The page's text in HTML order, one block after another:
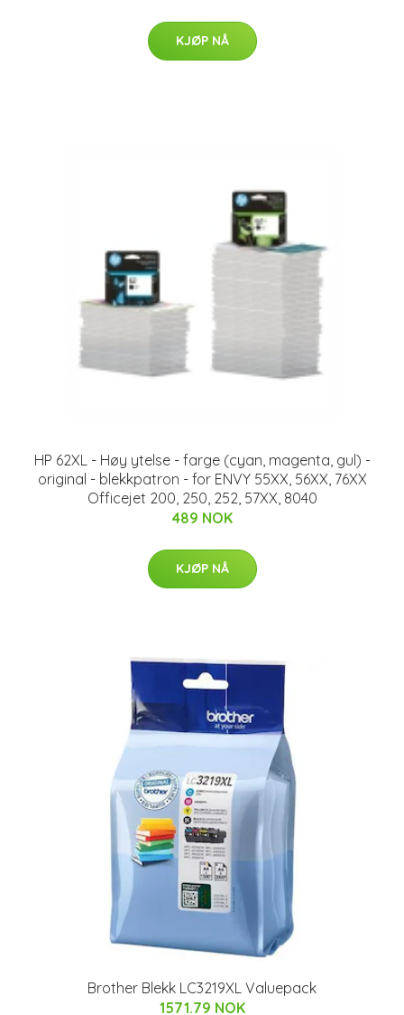
KJØP NÅ
HP 62XL - Høy ytelse - farge (cyan, magenta, gul) -
original - blekkpatron - for ENVY 55XX, 56XX, 76XX
Officejet 200, 250, 252, 57XX, 8040
489 NOK
KJØP NÅ
Brother Blekk LC3219XL Valuepack
1571.79 NOK